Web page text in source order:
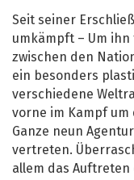
Seit seiner
umkämpft – Um
zwischen den
ein besonders
verschiedene
vorne im Kampf
Ganze neun
vertreten.
allem das